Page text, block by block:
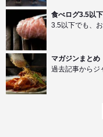
食べログ3.5以
3.5以下でも、
マガジンまとめ
過去記事からジ